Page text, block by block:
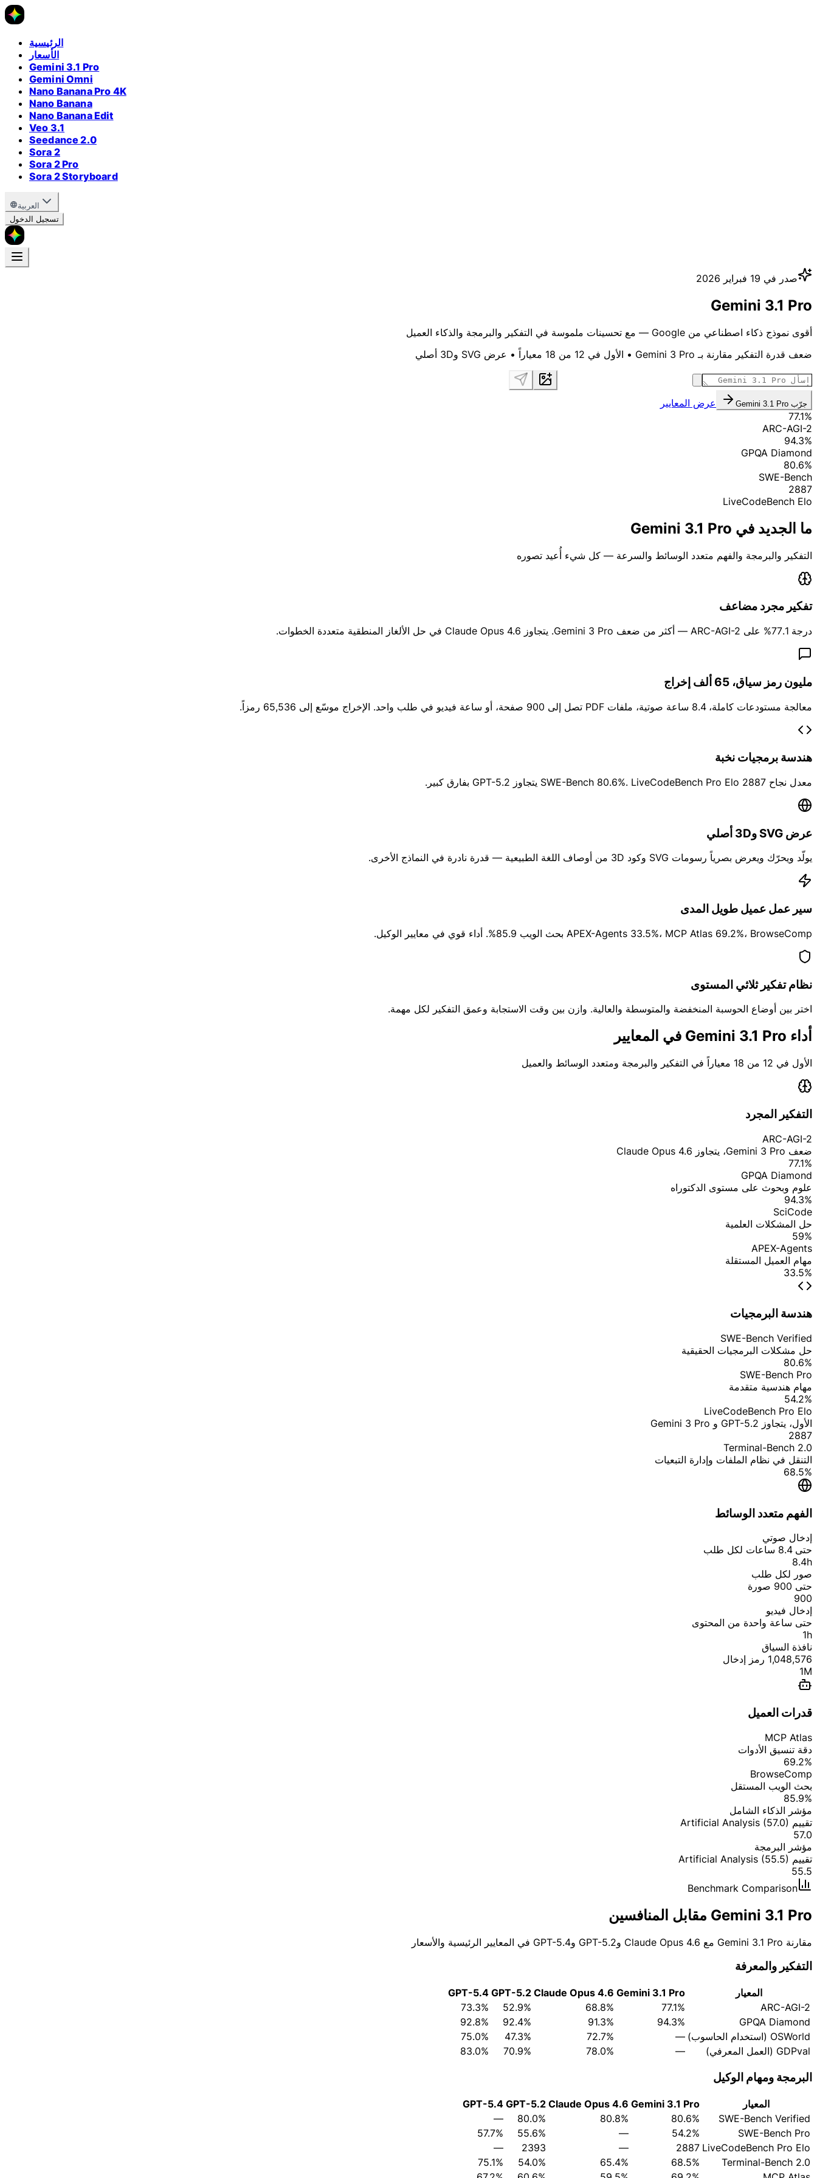
الرئيسية
الأسعار
Gemini 3.1 Pro
Gemini Omni
Nano Banana Pro 4K
Nano Banana
Nano Banana Edit
Veo 3.1
Seedance 2.0
Sora 2
Sora 2 Pro
Sora 2 Storyboard
العربية
تسجيل الدخول
صدر في 19 فبراير 2026
Gemini 3.1 Pro
أقوى نموذج ذكاء اصطناعي من Google — مع تحسينات ملموسة في التفكير والبرمجة والذكاء العميل
ضعف قدرة التفكير مقارنة بـ Gemini 3 Pro • الأول في 12 من 18 معياراً • عرض SVG و3D أصلي
جرّب Gemini 3.1 Pro
عرض المعايير
77.1%
ARC-AGI-2
94.3%
GPQA Diamond
80.6%
SWE-Bench
2887
LiveCodeBench Elo
ما الجديد في Gemini 3.1 Pro
التفكير والبرمجة والفهم متعدد الوسائط والسرعة — كل شيء أُعيد تصوره
تفكير مجرد مضاعف
درجة 77.1% على ARC-AGI-2 — أكثر من ضعف Gemini 3 Pro. يتجاوز Claude Opus 4.6 في حل الألغاز المنطقية متعددة الخطوات.
مليون رمز سياق، 65 ألف إخراج
معالجة مستودعات كاملة، 8.4 ساعة صوتية، ملفات PDF تصل إلى 900 صفحة، أو ساعة فيديو في طلب واحد. الإخراج موسّع إلى 65,536 رمزاً.
هندسة برمجيات نخبة
معدل نجاح SWE-Bench 80.6%. LiveCodeBench Pro Elo 2887 يتجاوز GPT-5.2 بفارق كبير.
عرض SVG و3D أصلي
يولّد ويحرّك ويعرض بصرياً رسومات SVG وكود 3D من أوصاف اللغة الطبيعية — قدرة نادرة في النماذج الأخرى.
سير عمل عميل طويل المدى
APEX-Agents 33.5%، MCP Atlas 69.2%، BrowseComp بحث الويب 85.9%. أداء قوي في معايير الوكيل.
نظام تفكير ثلاثي المستوى
اختر بين أوضاع الحوسبة المنخفضة والمتوسطة والعالية. وازن بين وقت الاستجابة وعمق التفكير لكل مهمة.
أداء Gemini 3.1 Pro في المعايير
الأول في 12 من 18 معياراً في التفكير والبرمجة ومتعدد الوسائط والعميل
التفكير المجرد
ARC-AGI-2
ضعف Gemini 3 Pro، يتجاوز Claude Opus 4.6
77.1%
GPQA Diamond
علوم وبحوث على مستوى الدكتوراه
94.3%
SciCode
حل المشكلات العلمية
59%
APEX-Agents
مهام العميل المستقلة
33.5%
هندسة البرمجيات
SWE-Bench Verified
حل مشكلات البرمجيات الحقيقية
80.6%
SWE-Bench Pro
مهام هندسية متقدمة
54.2%
LiveCodeBench Pro Elo
الأول، يتجاوز GPT-5.2 و Gemini 3 Pro
2887
Terminal-Bench 2.0
التنقل في نظام الملفات وإدارة التبعيات
68.5%
الفهم متعدد الوسائط
إدخال صوتي
حتى 8.4 ساعات لكل طلب
8.4h
صور لكل طلب
حتى 900 صورة
900
إدخال فيديو
حتى ساعة واحدة من المحتوى
1h
نافذة السياق
1,048,576 رمز إدخال
1M
قدرات العميل
MCP Atlas
دقة تنسيق الأدوات
69.2%
BrowseComp
بحث الويب المستقل
85.9%
مؤشر الذكاء الشامل
تقييم Artificial Analysis (57.0)
57.0
مؤشر البرمجة
تقييم Artificial Analysis (55.5)
55.5
Benchmark Comparison
Gemini 3.1 Pro مقابل المنافسين
مقارنة Gemini 3.1 Pro مع Claude Opus 4.6 وGPT-5.2 وGPT-5.4 في المعايير الرئيسية والأسعار
التفكير والمعرفة
المعيار Gemini 3.1 Pro
Claude Opus 4.6
GPT-5.2
GPT-5.4
ARC-AGI-2
77.1%
68.8%
52.9%
73.3%
GPQA Diamond
94.3%
91.3%
92.4%
92.8%
OSWorld (استخدام الحاسوب)
—
72.7%
47.3%
75.0%
GDPval (العمل المعرفي)
—
78.0%
70.9%
83.0%
البرمجة ومهام الوكيل
المعيار Gemini 3.1 Pro
Claude Opus 4.6
GPT-5.2
GPT-5.4
SWE-Bench Verified
80.6%
80.8%
80.0%
—
SWE-Bench Pro
54.2%
—
55.6%
57.7%
LiveCodeBench Pro Elo
2887
—
2393
—
Terminal-Bench 2.0
68.5%
65.4%
54.0%
75.1%